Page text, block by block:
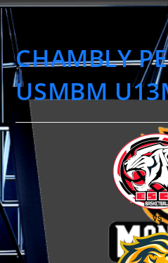
CHAMBLY
USMBM
vs